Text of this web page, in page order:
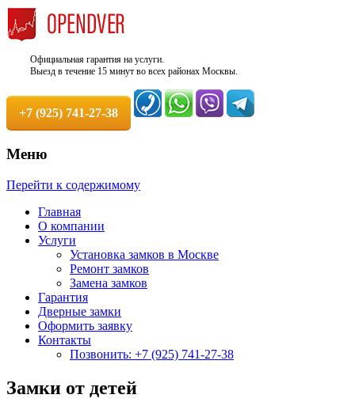
Официальная гарантия на услуги.
Выезд в течение 15 минут во всех районах Москвы.
+7 (925) 741-27-38
Служба вскрытия и ремонта
замков +7 (925) 741-27-38
Круглосуточно. 100% Гарантия!
Меню
Перейти к содержимому
Главная
О компании
Услуги
Установка замков в Москве
Ремонт замков
Замена замков
Гарантия
Дверные замки
Оформить заявку
Контакты
Позвонить: +7 (925) 741-27-38
Замки от детей